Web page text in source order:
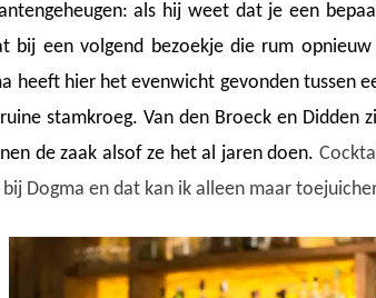
als hij weet dat je een
bij een volgend bezoekje die rum
heeft hier het evenwicht gevonden tussen
stamkroeg. Van den Broeck en Didden
de zaak alsof ze het al jaren doen.
Dogma en dat kan ik alleen maar